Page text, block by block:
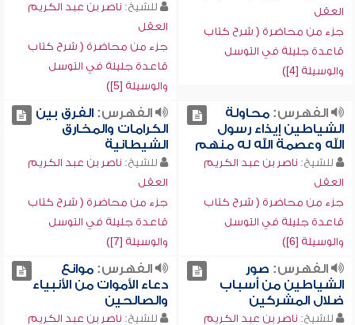
العقل
جزء من محاضرة ( شرح كتاب
قاعدة جليلة في التوسل
والوسيلة [4])
للشيخ: ناصر بن عبد الكريم
العقل
جزء من محاضرة ( شرح كتاب
قاعدة جليلة في التوسل
والوسيلة [5])
الفهرس:محاولة
الشياطين إيذاء رسول
الله وعصمة الله له منهم
للشيخ: ناصر بن عبد الكريم
العقل
جزء من محاضرة ( شرح كتاب
قاعدة جليلة في التوسل
والوسيلة [6])
الفهرس:الفرق بين
الكرامات والمخارق
الشيطانية
للشيخ: ناصر بن عبد الكريم
العقل
جزء من محاضرة ( شرح كتاب
قاعدة جليلة في التوسل
والوسيلة [7])
الفهرس: صور
الشياطين من أسباب
ضلال المشركين
للشيخ: ناصر بن عبد الكريم
الفهرس:موانع
دعاء الأموات من الأنبياء
والصالحين
للشيخ: ناصر بن عبد الكريم